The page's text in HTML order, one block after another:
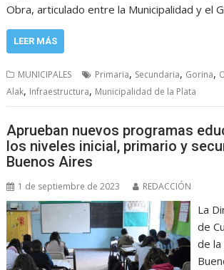
Obra, articulado entre la Municipalidad y el
LEER MÁS
MUNICIPALES Primaria, Secundaria, Gorina,
Alak, Infraestructura, Municipalidad de la Plata
Aprueban nuevos programas
los niveles inicial, primario y
Buenos Aires
1 de septiembre de 2023 REDACCIÓN
La
de
de la